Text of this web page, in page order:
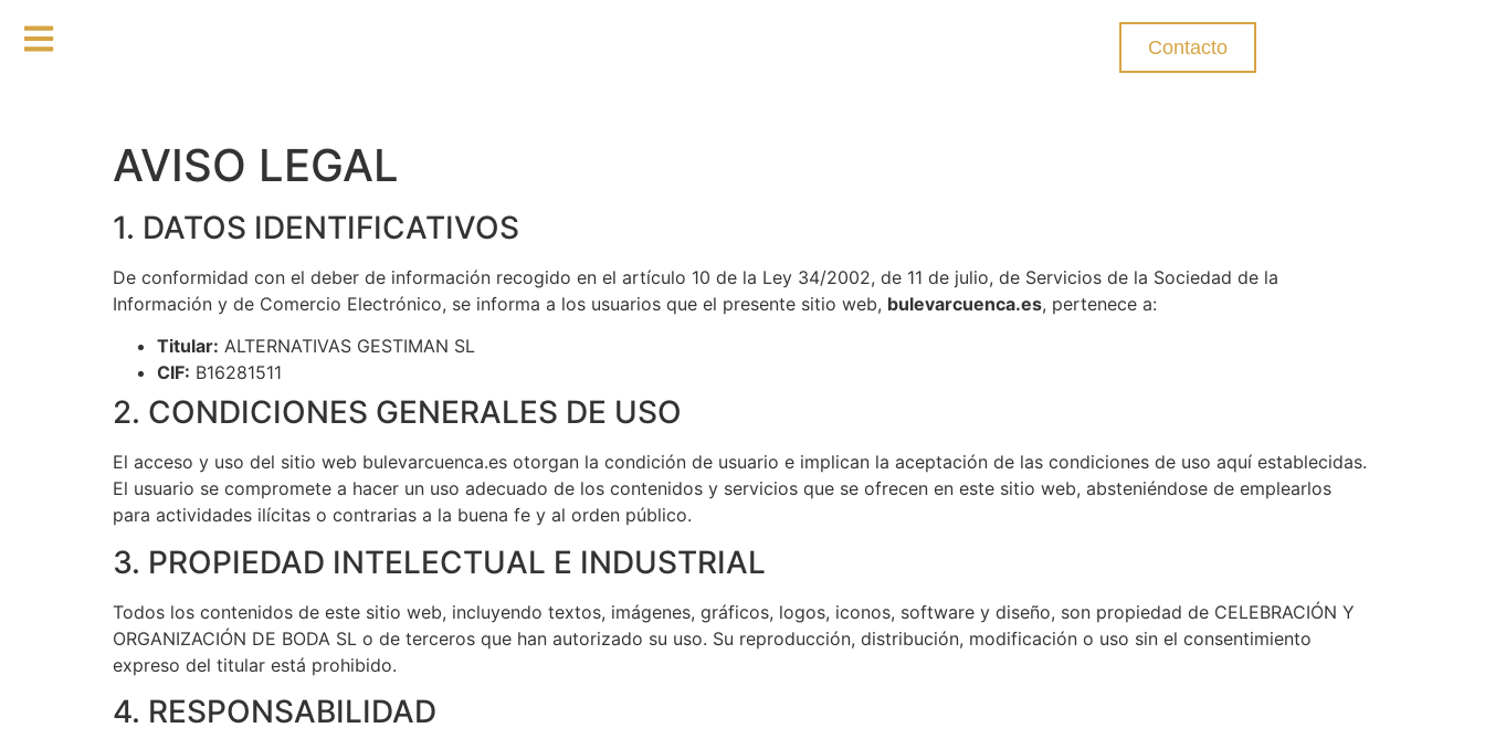
Contacto
AVISO LEGAL
1. DATOS IDENTIFICATIVOS
De conformidad con el deber de información recogido en el artículo 10 de la Ley 34/2002, de 11 de julio, de Servicios de la Sociedad de la
Información y de Comercio Electrónico, se informa a los usuarios que el presente sitio web, bulevarcuenca.es, pertenece a:
Titular: ALTERNATIVAS GESTIMAN SL
CIF: B16281511
2. CONDICIONES GENERALES DE USO
El acceso y uso del sitio web bulevarcuenca.es otorgan la condición de usuario e implican la aceptación de las condiciones de uso aquí establecidas.
El usuario se compromete a hacer un uso adecuado de los contenidos y servicios que se ofrecen en este sitio web, absteniéndose de emplearlos
para actividades ilícitas o contrarias a la buena fe y al orden público.
3. PROPIEDAD INTELECTUAL E INDUSTRIAL
Todos los contenidos de este sitio web, incluyendo textos, imágenes, gráficos, logos, iconos, software y diseño, son propiedad de CELEBRACIÓN Y
ORGANIZACIÓN DE BODA SL o de terceros que han autorizado su uso. Su reproducción, distribución, modificación o uso sin el consentimiento
expreso del titular está prohibido.
4. RESPONSABILIDAD